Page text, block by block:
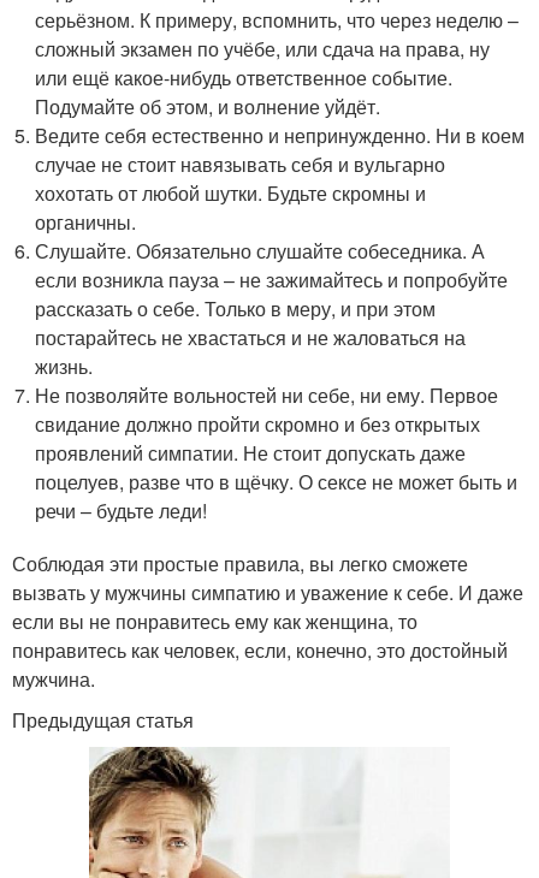
серьёзном. К примеру, вспомнить, что через неделю –
сложный экзамен по учёбе, или сдача на права, ну
или ещё какое-нибудь ответственное событие.
Подумайте об этом, и волнение уйдёт.
Ведите себя естественно и непринужденно. Ни в коем
случае не стоит навязывать себя и вульгарно
хохотать от любой шутки. Будьте скромны и
органичны.
Слушайте. Обязательно слушайте собеседника. А
если возникла пауза – не зажимайтесь и попробуйте
рассказать о себе. Только в меру, и при этом
постарайтесь не хвастаться и не жаловаться на
жизнь.
Не позволяйте вольностей ни себе, ни ему. Первое
свидание должно пройти скромно и без открытых
проявлений симпатии. Не стоит допускать даже
поцелуев, разве что в щёчку. О сексе не может быть и
речи – будьте леди!
Соблюдая эти простые правила, вы легко сможете
вызвать у мужчины симпатию и уважение к себе. И даже
если вы не понравитесь ему как женщина, то
понравитесь как человек, если, конечно, это достойный
мужчина.
Предыдущая статья